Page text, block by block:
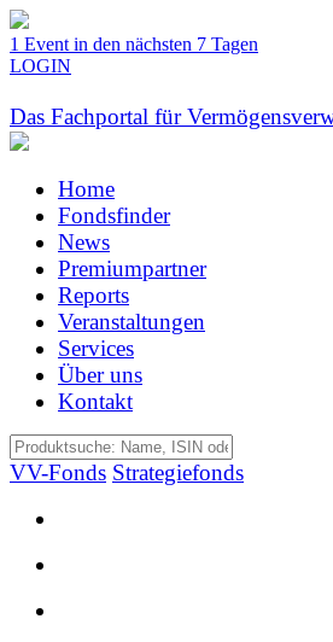
1 Event in den nächsten 7 Tagen
LOGIN
Das Fachportal für
Home
Fondsfinder
News
Premiumpartner
Reports
Veranstaltungen
Services
Über uns
Kontakt
VV-Fonds Strategiefonds